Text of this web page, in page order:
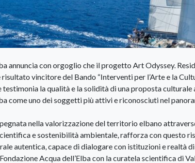
annuncia con orgoglio che il progetto Art Odyssey.
risultato vincitore del Bando “Interventi per l’Arte e la
la qualità e la solidità di una proposta culturale
come uno dei soggetti più attivi e riconosciuti nel
nella valorizzazione del territorio elbano
e sostenibilità ambientale, rafforza con questo
autentica, capace di dialogare con istituzioni e realtà
Acqua dell’Elba con la curatela scientifica di